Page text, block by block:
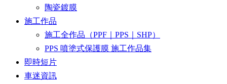
陶瓷鍍膜
施工作品
施工全作品（PPF｜PPS｜SHP）
PPS 噴塗式保護膜 施工作品集
即時短片
車迷資訊